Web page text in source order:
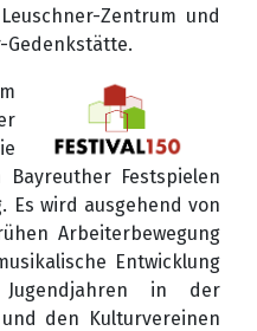
Zentrum und
Gedenkstätte.
Festspielen
Es wird ausgehend von
Arbeiterbewegung
Entwicklung
in der
den Kulturvereinen